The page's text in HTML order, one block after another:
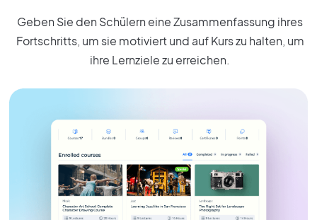
Geben Sie den Schülern eine Zusammenfassung ihres
Fortschritts, um sie motiviert und auf Kurs zu halten, um
ihre Lernziele zu erreichen.